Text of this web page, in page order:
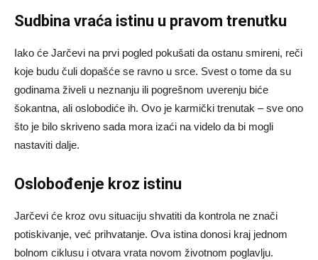
Sudbina vraća istinu u pravom trenutku
Iako će Jarčevi na prvi pogled pokušati da ostanu smireni, reči
koje budu čuli dopašće se ravno u srce. Svest o tome da su
godinama živeli u neznanju ili pogrešnom uverenju biće
šokantna, ali oslobodiće ih. Ovo je karmički trenutak – sve ono
što je bilo skriveno sada mora izaći na videlo da bi mogli
nastaviti dalje.
Oslobođenje kroz istinu
Jarčevi će kroz ovu situaciju shvatiti da kontrola ne znači
potiskivanje, već prihvatanje. Ova istina donosi kraj jednom
bolnom ciklusu i otvara vrata novom životnom poglavlju.